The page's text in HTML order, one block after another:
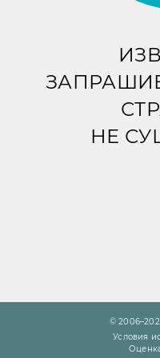
НЕ
©
Условия